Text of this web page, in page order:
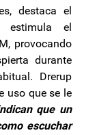
destaca el
estimula el
provocando
durante
Drerup
uso que se le
que un
escuchar